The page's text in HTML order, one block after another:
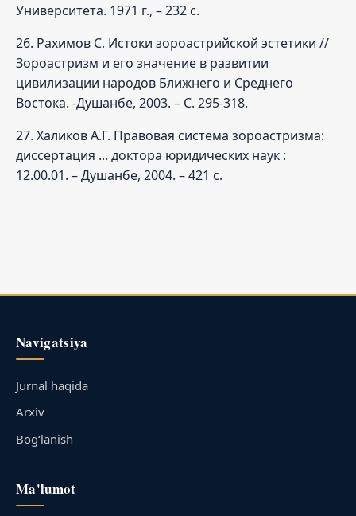
Университета. 1971 г., – 232 с.
26. Рахимов С. Истоки зороастрийской эстетики //
Зороастризм и его значение в развитии
цивилизации народов Ближнего и Среднего
Востока. -Душанбе, 2003. – С. 295-318.
27. Халиков А.Г. Правовая система зороастризма:
диссертация ... доктора юридических наук :
12.00.01. – Душанбе, 2004. – 421 с.
Navigatsiya
Jurnal haqida
Arxiv
Bog‘lanish
Ma'lumot